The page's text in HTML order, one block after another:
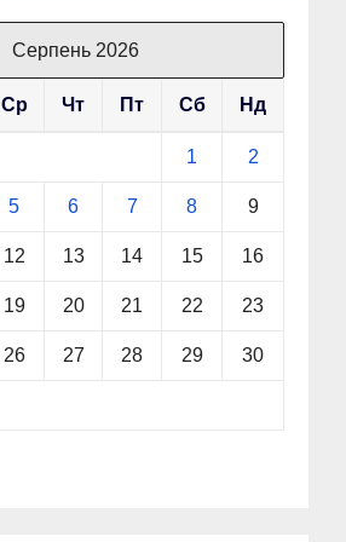
Серпень 2026
Ср Чт Пт Сб Нд
1 2
5 6 7 8 9
12 13 14 15 16
19 20 21 22 23
26 27 28 29 30